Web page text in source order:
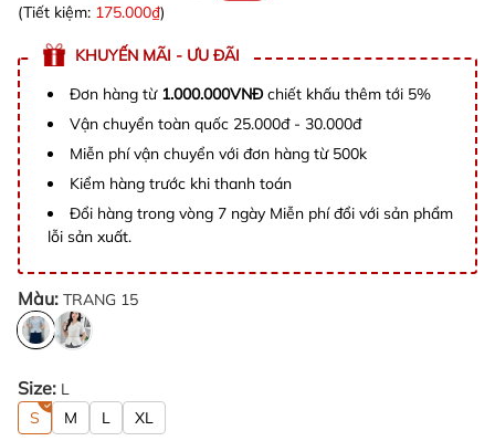
(Tiết kiệm: 175.000₫)
KHUYẾN MÃI - ƯU ĐÃI
Đơn hàng từ 1.000.000VNĐchiết khấu thêm tới 5%
Vận chuyển toàn quốc 25.000đ - 30.000đ
Miễn phí vận chuyển với đơn hàng từ 500k
Kiểm hàng trước khi thanh toán
Đổi hàng trong vòng 7 ngày Miễn phí đổi với sản phẩm
lỗi sản xuất.
Màu: TRANG 15
Size: L
S
M L XL